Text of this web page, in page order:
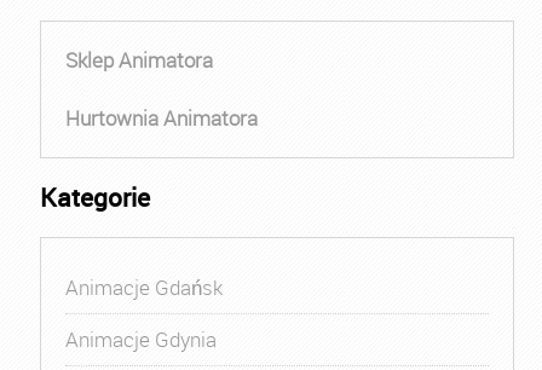
Sklep Animatora
Hurtownia Animatora
Kategorie
Animacje Gdańsk
Animacje Gdynia